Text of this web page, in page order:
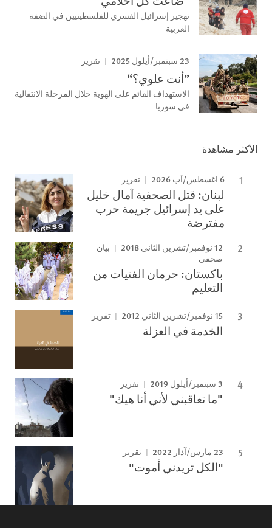
تهجير إسرائيل القسري للفلسطينيين في الضفة
الغربية
23 سبتمبر/أيلول 2025 تقرير
”أنت علوي؟“
الاستهداف القائم على الهوية خلال المرحلة الانتقالية
في سوريا
الأكثر مشاهدة
6 اغسطس/آب 2026 تقرير
لبنان: قتل الصحفية آمال خليل
على يد إسرائيل جريمة حرب
مفترضة
12 نوفمبر/تشرين الثاني 2018
بيان
صحفي
باكستان: حرمان الفتيات من
التعليم
15 نوفمبر/تشرين الثاني 2012 تقرير
الخدمة في العزلة
3 سبتمبر/أيلول 2019 تقرير
"ما تعاقبني لأني أنا هيك"
23 مارس/آذار 2022 تقرير
"الكل تريدني أموت"